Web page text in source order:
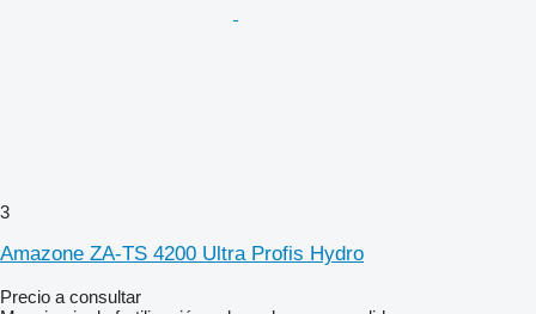
3
Amazone ZA-TS 4200 Ultra Profis Hydro
Precio a consultar